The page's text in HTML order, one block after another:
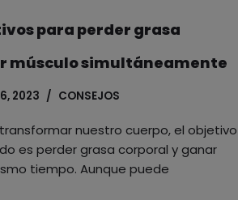
para perder grasa
músculo simultáneamente
2023 CONSEJOS
nuestro cuerpo, el objetivo
es perder grasa corporal y ganar
tiempo. Aunque puede